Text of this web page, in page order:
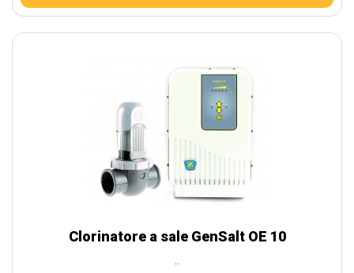
Clorinatore a sale GenSalt OE 10